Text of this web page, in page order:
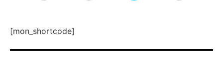
[mon_shortcode]